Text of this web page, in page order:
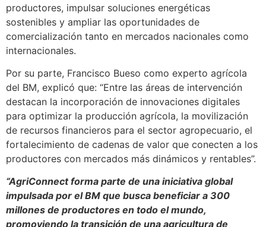
productores, impulsar soluciones energéticas
sostenibles y ampliar las oportunidades de
comercialización tanto en mercados nacionales como
internacionales.
Por su parte, Francisco Bueso como experto agrícola
del BM, explicó que: “Entre las áreas de intervención
destacan la incorporación de innovaciones digitales
para optimizar la producción agrícola, la movilización
de recursos financieros para el sector agropecuario, el
fortalecimiento de cadenas de valor que conecten a los
productores con mercados más dinámicos y rentables”.
“AgriConnect forma parte de una iniciativa global
impulsada por el BM que busca beneficiar a 300
millones de productores en todo el mundo,
promoviendo la transición de una agricultura de